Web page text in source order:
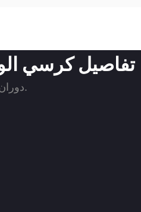
تفاصيل كرسي الواقع
دوران 360 درجة، ألعاب أفعوانية كلاسيكية مثيرة.